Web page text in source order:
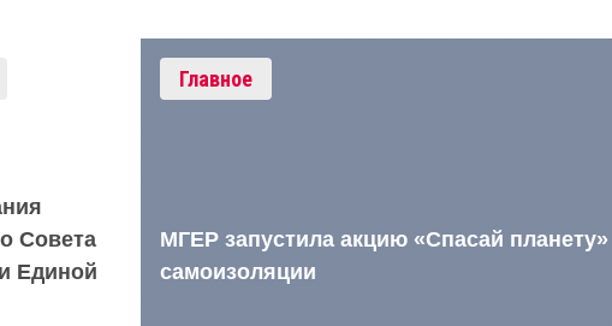
Совета
Единой
Главное
МГЕР запустила акцию «Спасай
самоизоляции